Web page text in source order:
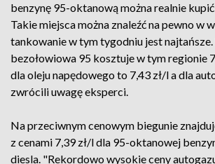
benzynę 95-oktanową można realnie kupić
Takie miejsca można znaleźć na pewno w
tankowanie w tym tygodniu jest najtańsze.
bezołowiowa 95 kosztuje w tym regionie
dla oleju napędowego to 7,43 zł/l a dla
zwrócili uwagę eksperci.
Na przeciwnym cenowym biegunie
z cenami 7,39 zł/l dla 95-oktanowej
diesla. "Rekordowo wysokie ceny